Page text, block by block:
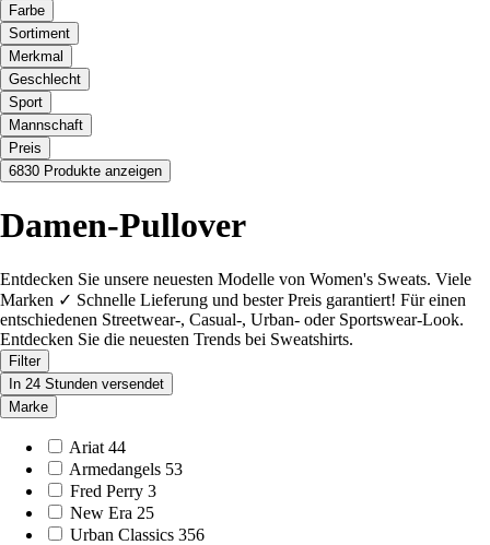
Farbe
Sortiment
Merkmal
Geschlecht
Sport
Mannschaft
Preis
6830 Produkte anzeigen
Damen-Pullover
Entdecken Sie unsere neuesten Modelle von Women's Sweats. Viele
Marken ✓ Schnelle Lieferung und bester Preis garantiert! Für einen
entschiedenen Streetwear-, Casual-, Urban- oder Sportswear-Look.
Entdecken Sie die neuesten Trends bei Sweatshirts.
Filter
In 24 Stunden versendet
Marke
Ariat 44
Armedangels 53
Fred Perry 3
New Era 25
Urban Classics 356